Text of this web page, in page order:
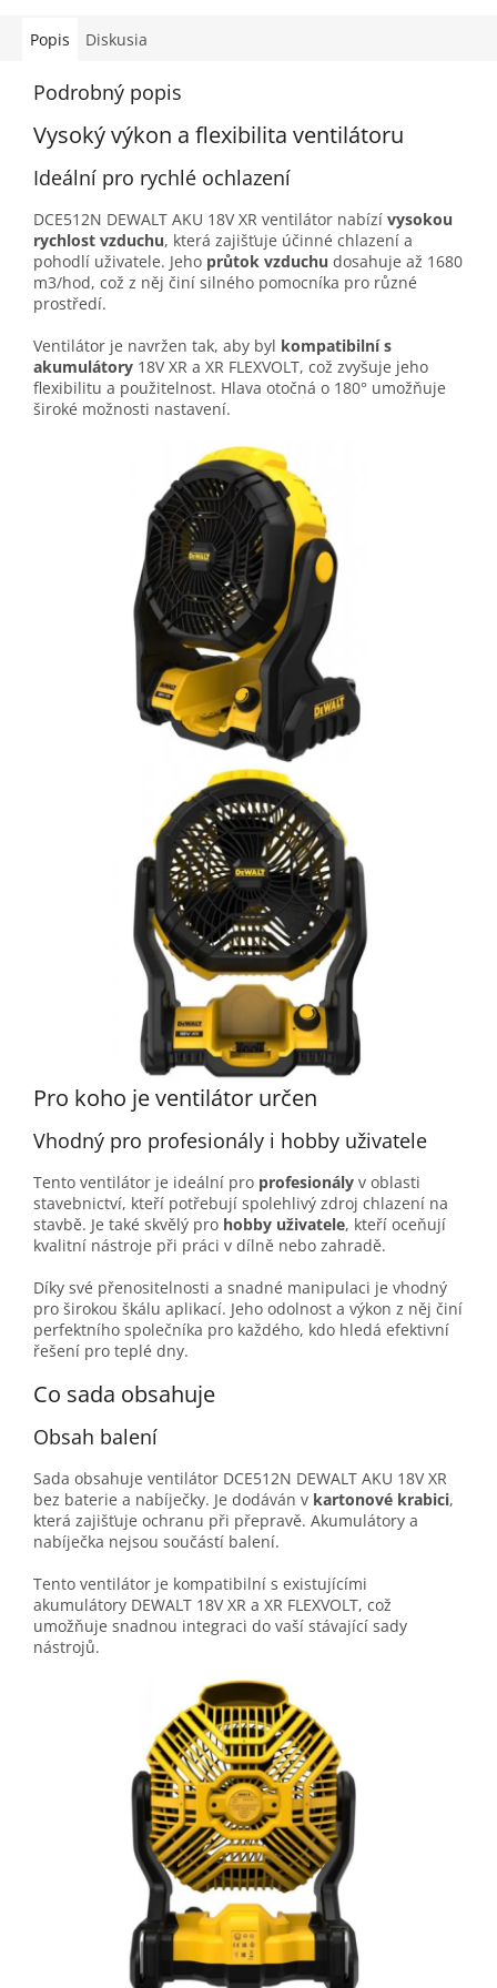
Popis Diskusia
Podrobný popis
Vysoký výkon a flexibilita ventilátoru
Ideální pro rychlé ochlazení
DCE512N DEWALT AKU 18V XR ventilátor nabízí vysokou
rychlost vzduchu, která zajišťuje účinné chlazení a
pohodlí uživatele. Jeho průtok vzduchu dosahuje až 1680
m3/hod, což z něj činí silného pomocníka pro různé
prostředí.
Ventilátor je navržen tak, aby byl kompatibilní s
akumulátory 18V XR a XR FLEXVOLT, což zvyšuje jeho
flexibilitu a použitelnost. Hlava otočná o 180° umožňuje
široké možnosti nastavení.
Pro koho je ventilátor určen
Vhodný pro profesionály i hobby uživatele
Tento ventilátor je ideální pro profesionály v oblasti
stavebnictví, kteří potřebují spolehlivý zdroj chlazení na
stavbě. Je také skvělý pro hobby uživatele, kteří oceňují
kvalitní nástroje při práci v dílně nebo zahradě.
Díky své přenositelnosti a snadné manipulaci je vhodný
pro širokou škálu aplikací. Jeho odolnost a výkon z něj činí
perfektního společníka pro každého, kdo hledá efektivní
řešení pro teplé dny.
Co sada obsahuje
Obsah balení
Sada obsahuje ventilátor DCE512N DEWALT AKU 18V XR
bez baterie a nabíječky. Je dodáván v kartonové krabici,
která zajišťuje ochranu při přepravě. Akumulátory a
nabíječka nejsou součástí balení.
Tento ventilátor je kompatibilní s existujícími
akumulátory DEWALT 18V XR a XR FLEXVOLT, což
umožňuje snadnou integraci do vaší stávající sady
nástrojů.